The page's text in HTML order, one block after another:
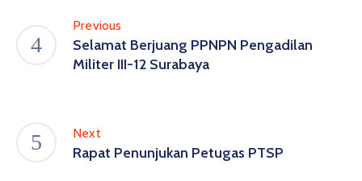
Previous
Selamat Berjuang PPNPN Pengadilan
Militer III-12 Surabaya
Next
Rapat Penunjukan Petugas PTSP